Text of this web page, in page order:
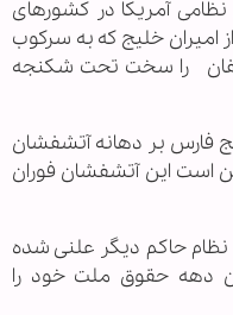
آمریکا در کشورهای
امیران خلیج که به سرکوب
را سخت تحت شکنجه
فارس بر دهانه آتشفشان
است این آتشفشان فوران
حاکم دیگر علنی شده
دهه حقوق ملت خود را